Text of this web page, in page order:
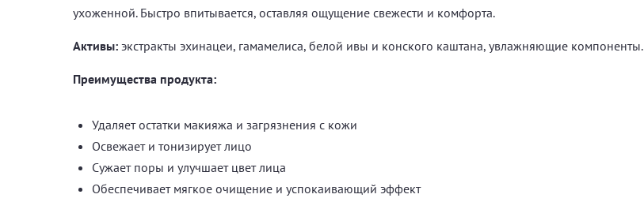
ухоженной. Быстро впитывается, оставляя ощущение свежести и комфорта.
Активы: экстракты эхинацеи, гамамелиса, белой ивы и конского каштана, увлажняющие компоненты.
Преимущества продукта:
Удаляет остатки макияжа и загрязнения с кожи
Освежает и тонизирует лицо
Сужает поры и улучшает цвет лица
Обеспечивает мягкое очищение и успокаивающий эффект